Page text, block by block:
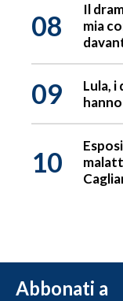
08
Il
mia
09
Lula,
10
Abbonati a